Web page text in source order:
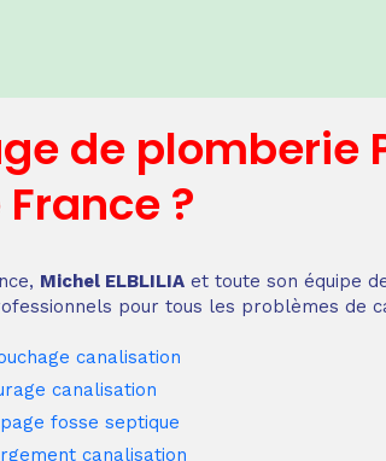
de plomberie
?
Michel ELBLILIA et toute son équipe
pour tous les problèmes de
canalisation
canalisation
fosse septique
canalisation